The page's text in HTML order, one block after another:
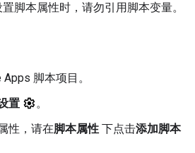
脚本属性时，请勿引用脚本变量。
脚本项目。
置
。
性，请在脚本属性 下点击添加脚本